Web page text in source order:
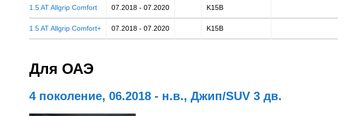
1.5 AT Allgrip Comfort 07.2018 - 07.2020 K15B
1.5 AT Allgrip Comfort+ 07.2018 - 07.2020 K15B
Для ОАЭ
4 поколение, 06.2018 - н.в., Джип/SUV 3 дв.